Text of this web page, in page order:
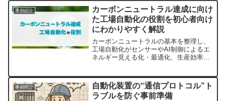
事例紹介
カーボンニュートラル達成に向け
た工場自動化の役割を初心者向け
にわかりやすく解説
カーボンニュートラルの基本を整理し、
工場自動化がセンサーやAI制御によるエ
ネルギー見える化・最適化、生産効率向
心者向けに解説。導入手順と今後展望も
紹介。
事例紹介
自動化装置の“通信プロトコル”ト
ラブルを防ぐ事前準備